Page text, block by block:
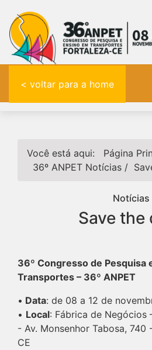
< voltar para a home
Você está aqui: Página
36º ANPET Notícias /
Notícias
Save the
36º Congresso de Pesquisa
Transportes – 36º ANPET
• Data: de 08 a 12 de
• Local: Fábrica de Negócios
- Av. Monsenhor Tabosa,
CE